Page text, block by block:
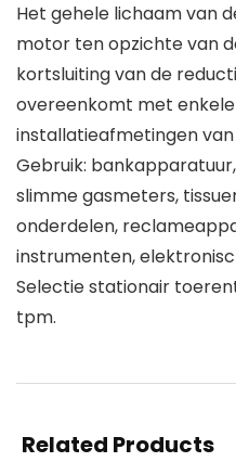
Het gehele lichaam van
motor ten opzichte van
kortsluiting van de
overeenkomt met
installatieafmetingen
Gebruik:
slimme gasmeters,
onderdelen,
instrumenten,
Selectie stationair
tpm.
Related Products